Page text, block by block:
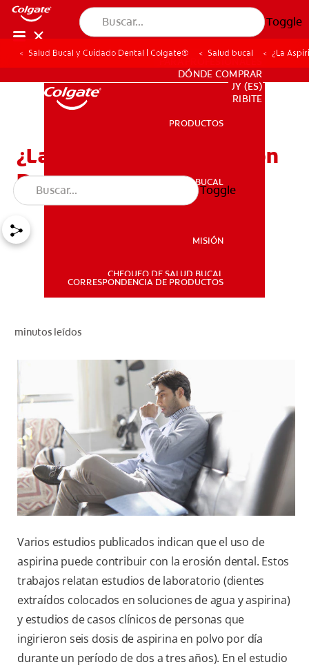
Toggle
SALUD BUCAL
PARA PROFESIONALES
DÓNDE COMPRAR
UY (ES)
SUSCRIBITE
PARA PROFESIONALES
DÓNDE COMPRAR
UY (ES)
SUSCRIBITE
PRODUCTOS
SALUD BUCAL
MISIÓN
CHEQUEO DE SALUD BUCAL
CORRESPONDENCIA DE PRODUCTOS
Toggle
Salud Bucal y Cuidado Dental | Colgate® Salud bucal ¿La
¿La Aspirina Causa Erosión
Dental?
minutos leídos
Varios estudios publicados indican que el uso de
aspirina puede contribuir con la erosión dental. Estos
trabajos relatan estudios de laboratorio (dientes
extraídos colocados en soluciones de agua y aspirina)
y estudios de casos clínicos de personas que
ingirieron seis dosis de aspirina en polvo por día
durante un período de dos a tres años). En el estudio